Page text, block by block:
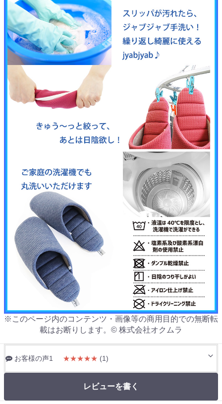
※このページ内のコンテンツ・画像等の商用目的での無断転
載はお断りします。© 株式会社オクムラ
お客様の声1 ★★★★★ (1)
レビューを書く